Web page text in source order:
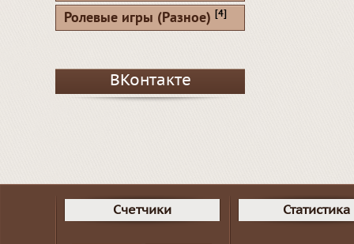
Ролевые игры (Разное) [4]
ВКонтакте
Счетчики Статистика